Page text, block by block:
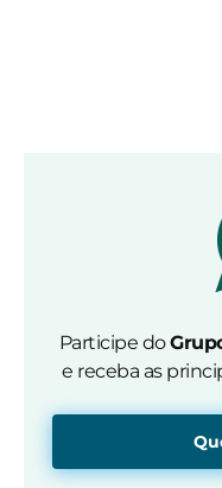
Participe do
e receba as